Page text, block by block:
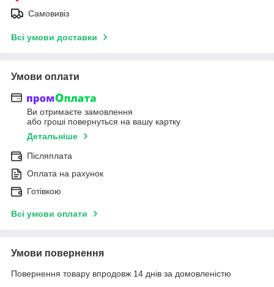
Самовивіз
Всі умови доставки
Умови оплати
Ви отримаєте замовлення
або гроші повернуться на вашу картку
Детальніше
Післяплата
Оплата на рахунок
Готівкою
Всі умови оплати
Умови повернення
Повернення товару впродовж 14 днів за домовленістю